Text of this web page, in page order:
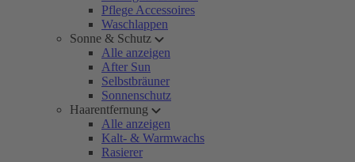
Pflege Accessoires
Waschlappen
Sonne & Schutz
Alle anzeigen
After Sun
Selbstbräuner
Sonnenschutz
Haarentfernung
Alle anzeigen
Kalt- & Warmwachs
Rasierer